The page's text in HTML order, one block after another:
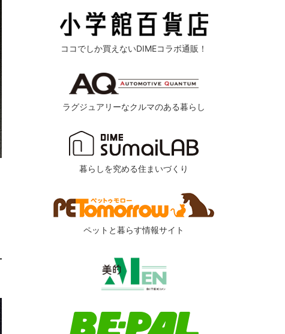
ココでしか買えないDIMEコラボ通販！
ラグジュアリーなクルマのある暮らし
暮らしを究める住まいづくり
ペットと暮らす情報サイト